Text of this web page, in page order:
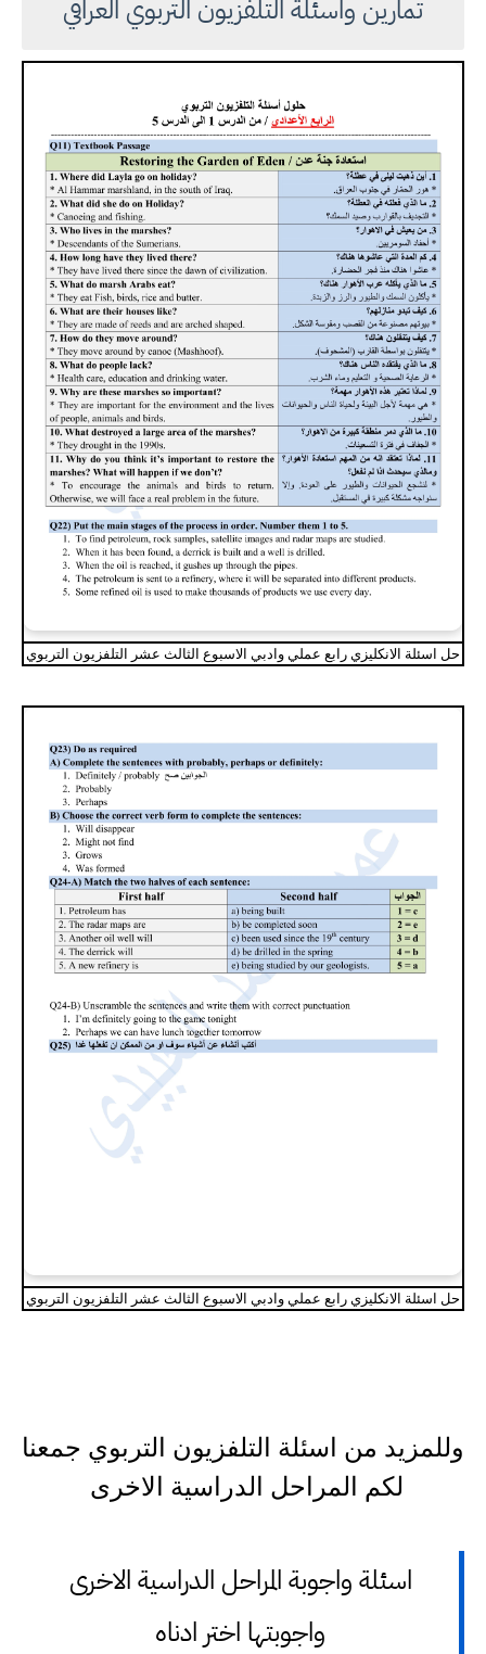
تمارين واسئلة التلفزيون التربوي العراقي
حل اسئلة الانكليزي رابع عملي وادبي الاسبوع الثالث عشر التلفزيون التربوي
حل اسئلة الانكليزي رابع عملي وادبي الاسبوع الثالث عشر التلفزيون التربوي
وللمزيد من اسئلة التلفزيون التربوي جمعنا
لكم المراحل الدراسية الاخرى
اسئلة واجوبة المراحل الدراسية الاخرى
واجوبتها اختر ادناه